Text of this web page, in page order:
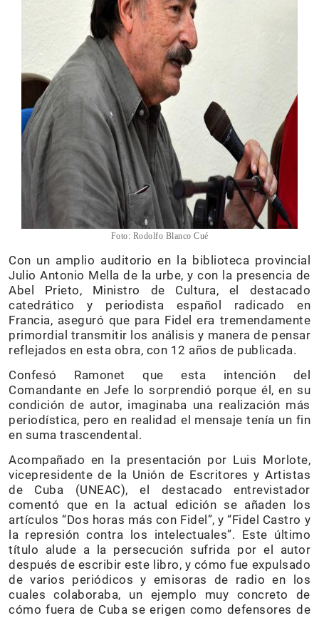
Foto: Rodolfo Blanco Cué
Con un amplio auditorio en la biblioteca provincial
Julio Antonio Mella de la urbe, y con la presencia de
Abel Prieto, Ministro de Cultura, el destacado
catedrático y periodista español radicado en
Francia, aseguró que para Fidel era tremendamente
primordial transmitir los análisis y manera de pensar
reflejados en esta obra, con 12 años de publicada.
Confesó Ramonet que esta intención del
Comandante en Jefe lo sorprendió porque él, en su
condición de autor, imaginaba una realización más
periodística, pero en realidad el mensaje tenía un fin
en suma trascendental.
Acompañado en la presentación por Luis Morlote,
vicepresidente de la Unión de Escritores y Artistas
de Cuba (UNEAC), el destacado entrevistador
comentó que en la actual edición se añaden los
artículos “Dos horas más con Fidel”, y “Fidel Castro y
la represión contra los intelectuales”. Este último
título alude a la persecución sufrida por el autor
después de escribir este libro, y cómo fue expulsado
de varios periódicos y emisoras de radio en los
cuales colaboraba, un ejemplo muy concreto de
cómo fuera de Cuba se erigen como defensores de